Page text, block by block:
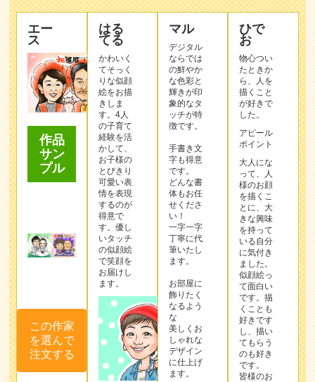
エー
ス
作品
サン
プル
この作家
を選んで
注文する
はる
てる
かわいく
てそっく
りな似顔
絵をお描
きしま
す。4人
の子育て
経験を活
かして、
お子様の
とびきり
可愛い表
情を表現
するのが
得意で
す。優し
いタッチ
の似顔絵
で笑顔を
お届けし
ます。
マル
デジタル
ならでは
の鮮やか
な色彩と
輝きが印
象的なタ
ッチが特
徴です。
手書き文
字も得意
です。
どんな書
体もお任
せくださ
い！
一字一字
丁寧に代
筆いたし
ます。
お部屋に
飾りたく
なるよう
な
美しくお
しゃれな
デザイン
に仕上げ
ます。
ひで
お
物心つい
たときか
ら、人を
描くこと
が好きで
した。
アピール
ポイント
大人にな
って、人
様のお顔
を描くこ
とに、大
きな興味
を持って
いる自分
に気付き
ました。
似顔絵っ
て面白い
です。描
くことも
好きです
し、描い
てもらう
のも好き
です。
皆様のお